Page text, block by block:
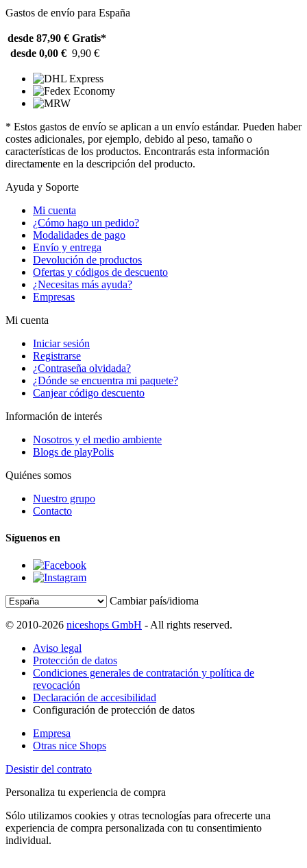
Gastos de envío para España
desde 87,90 € Gratis*
desde 0,00 € 9,90 €
* Estos gastos de envío se aplican a un envío estándar. Pueden haber
costes adicionales, por ejemplo, debido al peso, tamaño o
características de los productos. Encontrarás esta información
directamente en la descripción del producto.
Ayuda y Soporte
Mi cuenta
¿Cómo hago un pedido?
Modalidades de pago
Envío y entrega
Devolución de productos
Ofertas y códigos de descuento
¿Necesitas más ayuda?
Empresas
Mi cuenta
Iniciar sesión
Registrarse
¿Contraseña olvidada?
¿Dónde se encuentra mi paquete?
Canjear código descuento
Información de interés
Nosotros y el medio ambiente
Blogs de playPolis
Quiénes somos
Nuestro grupo
Contacto
Síguenos en
Cambiar país/idioma
© 2010-2026 niceshops GmbH - All rights reserved.
Aviso legal
Protección de datos
Condiciones generales de contratación y política de
revocación
Declaración de accesibilidad
Configuración de protección de datos
Empresa
Otras nice Shops
Desistir del contrato
Personaliza tu experiencia de compra
Sólo utilizamos cookies y otras tecnologías para ofrecerte una
experiencia de compra personalizada con tu consentimiento
individual.